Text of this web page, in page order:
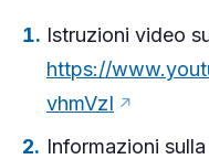
Istruzioni video
https://
vhmVzI
Informazioni